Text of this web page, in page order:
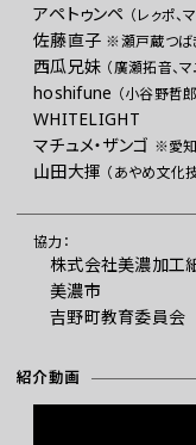
アペトゥンペ （レㇰポ、
佐藤直子 ※瀬戸蔵つば
西瓜兄妹 （廣瀬拓音、
hoshifune （小谷野哲
WHITELIGHT
マチュメ・ザンゴ ※愛知
山田大揮 （あやめ文化
協力：
株式会社美濃加工
美濃市
吉野町教育委員会
紹介動画